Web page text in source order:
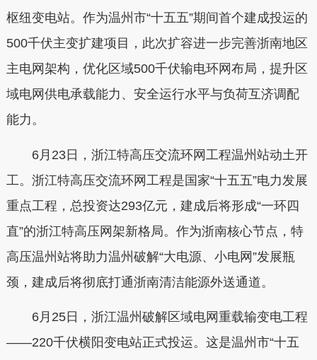
枢纽变电站。作为温州市“十五五”期间首个建成投运的
500千伏主变扩建项目，此次扩容进一步完善浙南地区
主电网架构，优化区域500千伏输电环网布局，提升区
域电网供电承载能力、安全运行水平与负荷互济调配
能力。
6月23日，浙江特高压交流环网工程温州站动土开
工。浙江特高压交流环网工程是国家“十五五”电力发展
重点工程，总投资达293亿元，建成后将形成“一环四
直”的浙江特高压网架新格局。作为浙南核心节点，特
高压温州站将助力温州破解“大电源、小电网”发展瓶
颈，建成后将彻底打通浙南清洁能源外送通道。
6月25日，浙江温州破解区域电网重载输变电工程
——220千伏横阳变电站正式投运。这是温州市“十五